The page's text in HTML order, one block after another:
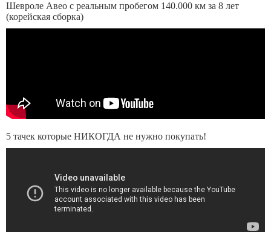
Шевроле Авео с реальным пробегом 140.000 км за 8 лет
(корейская сборка)
5 тачек которые НИКОГДА не нужно покупать!